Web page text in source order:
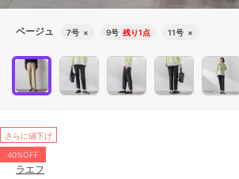
ベージュ 7号 × 9号 残り1点 11号 ×
さらに値下げ
40%OFF
ラエフ